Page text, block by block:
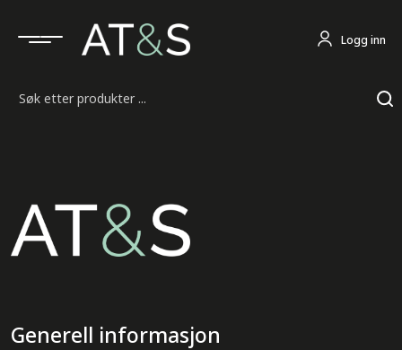
Logg inn
Generell informasjon